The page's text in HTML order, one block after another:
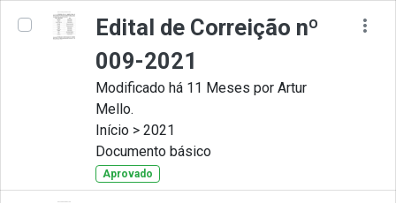
Edital de Correição nº
009-2021
Modificado há 11 Meses por Artur
Mello.
Início > 2021
Documento básico
Aprovado